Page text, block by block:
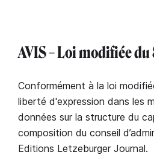
AVIS – Loi modifiée
Conformément à la loi
liberté d'expression dans les
données sur la structure du
composition du conseil
Editions Letzeburger Journal.